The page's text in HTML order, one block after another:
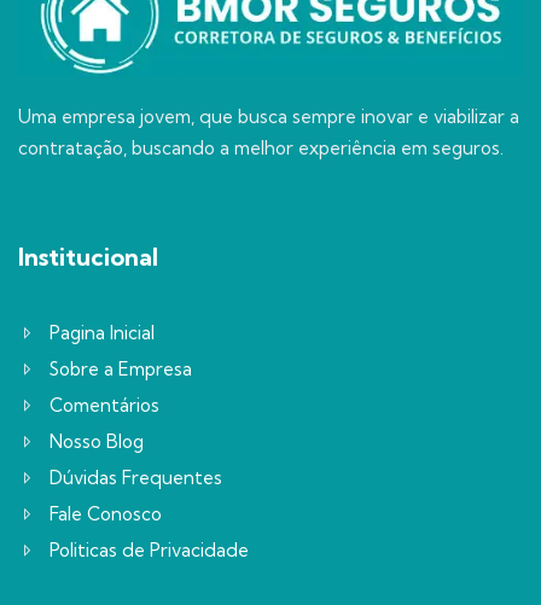
Uma empresa jovem, que busca sempre inovar e viabilizar a
contratação, buscando a melhor experiência em seguros.
Institucional
Pagina Inicial
Sobre a Empresa
Comentários
Nosso Blog
Dúvidas Frequentes
Fale Conosco
Politicas de Privacidade